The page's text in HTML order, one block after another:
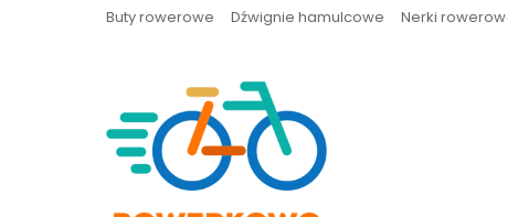
Buty rowerowe Dźwignie hamulcowe Nerki